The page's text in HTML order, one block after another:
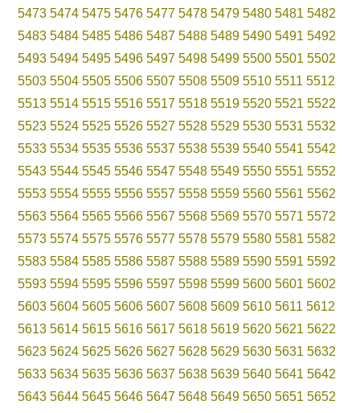
5473 5474 5475 5476 5477 5478 5479 5480 5481 5482
5483 5484 5485 5486 5487 5488 5489 5490 5491 5492
5493 5494 5495 5496 5497 5498 5499 5500 5501 5502
5503 5504 5505 5506 5507 5508 5509 5510 5511 5512
5513 5514 5515 5516 5517 5518 5519 5520 5521 5522
5523 5524 5525 5526 5527 5528 5529 5530 5531 5532
5533 5534 5535 5536 5537 5538 5539 5540 5541 5542
5543 5544 5545 5546 5547 5548 5549 5550 5551 5552
5553 5554 5555 5556 5557 5558 5559 5560 5561 5562
5563 5564 5565 5566 5567 5568 5569 5570 5571 5572
5573 5574 5575 5576 5577 5578 5579 5580 5581 5582
5583 5584 5585 5586 5587 5588 5589 5590 5591 5592
5593 5594 5595 5596 5597 5598 5599 5600 5601 5602
5603 5604 5605 5606 5607 5608 5609 5610 5611 5612
5613 5614 5615 5616 5617 5618 5619 5620 5621 5622
5623 5624 5625 5626 5627 5628 5629 5630 5631 5632
5633 5634 5635 5636 5637 5638 5639 5640 5641 5642
5643 5644 5645 5646 5647 5648 5649 5650 5651 5652